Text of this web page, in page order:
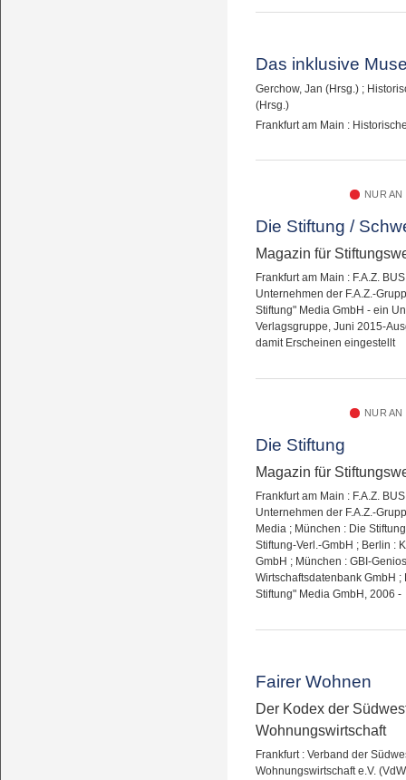
Das inklusive
Gerchow, Jan (Hrsg.) ;
(Hrsg.)
Frankfurt am Main :
NUR
Die Stiftung /
Magazin für
Frankfurt am Main : F.A.Z.
Unternehmen der F.A.Z.-
Stiftung" Media GmbH - ein
Verlagsgruppe, Juni 2015-
damit Erscheinen eingestellt
NUR
Die Stiftung
Magazin für
Frankfurt am Main : F.A.Z.
Unternehmen der F.A.Z.-
Media ; München : Die
Stiftung-Verl.-GmbH ; Berlin :
GmbH ; München : GBI-
Wirtschaftsdatenbank GmbH ;
Stiftung" Media GmbH, 2006 -
Fairer Wohnen
Der Kodex der
Wohnungswirtschaft
Frankfurt : Verband der
Wohnungswirtschaft e.V.